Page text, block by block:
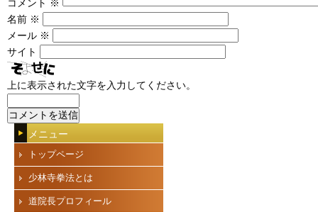
コメント ※
名前 ※
メール ※
サイト
上に表示された文字を入力してください。
メニュー
トップページ
少林寺拳法とは
道院長プロフィール